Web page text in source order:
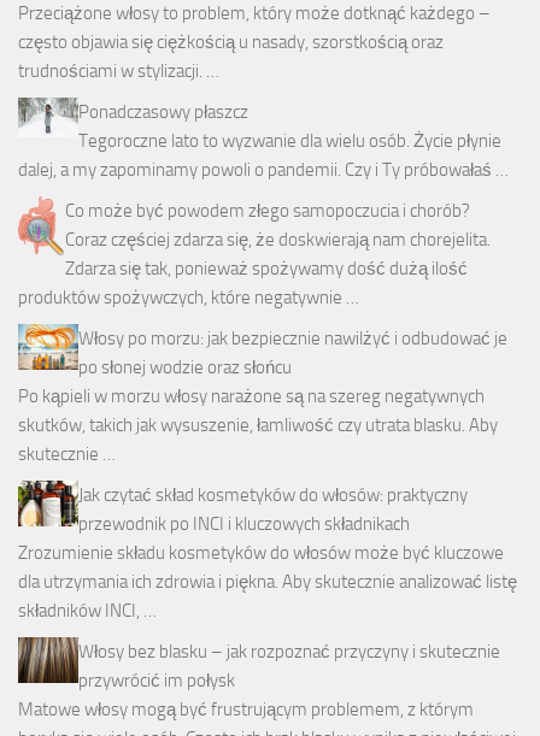
Przeciążone włosy to problem, który może dotknąć każdego –
często objawia się ciężkością u nasady, szorstkością oraz
trudnościami w stylizacji. …
Ponadczasowy płaszcz
Tegoroczne lato to wyzwanie dla wielu osób. Życie płynie
dalej, a my zapominamy powoli o pandemii. Czy i Ty próbowałaś …
Co może być powodem złego samopoczucia i chorób?
Coraz częściej zdarza się, że doskwierają nam chorejelita.
Zdarza się tak, ponieważ spożywamy dość dużą ilość
produktów spożywczych, które negatywnie …
Włosy po morzu: jak bezpiecznie nawilżyć i odbudować je
po słonej wodzie oraz słońcu
Po kąpieli w morzu włosy narażone są na szereg negatywnych
skutków, takich jak wysuszenie, łamliwość czy utrata blasku. Aby
skutecznie …
Jak czytać skład kosmetyków do włosów: praktyczny
przewodnik po INCI i kluczowych składnikach
Zrozumienie składu kosmetyków do włosów może być kluczowe
dla utrzymania ich zdrowia i piękna. Aby skutecznie analizować listę
składników INCI, …
Włosy bez blasku – jak rozpoznać przyczyny i skutecznie
przywrócić im połysk
Matowe włosy mogą być frustrującym problemem, z którym